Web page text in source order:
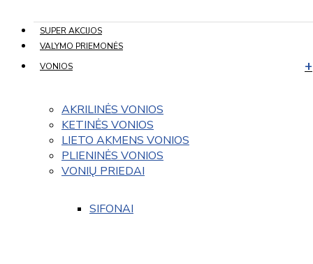
SUPER AKCIJOS
VALYMO PRIEMONĖS
VONIOS
AKRILINĖS VONIOS
KETINĖS VONIOS
LIETO AKMENS VONIOS
PLIENINĖS VONIOS
VONIŲ PRIEDAI
SIFONAI